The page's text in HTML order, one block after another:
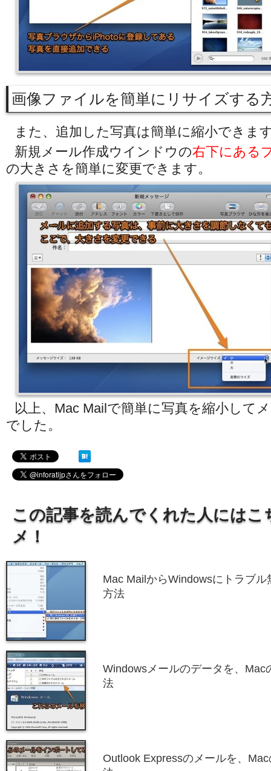
画像ファイルを簡単にリサイズする
また、追加した写真は簡単に縮小できま
新規メール作成ウインドウの右下にある
の大きさを簡単に変更できます。
以上、Mac Mailで簡単に写真を縮小して
でした。
この記事を読んでくれた人にはこ
メ！
Mac MailからWindowsにトラブ
方法
Windowsメールのデータを、Mac
法
Outlook Expressのメールを、